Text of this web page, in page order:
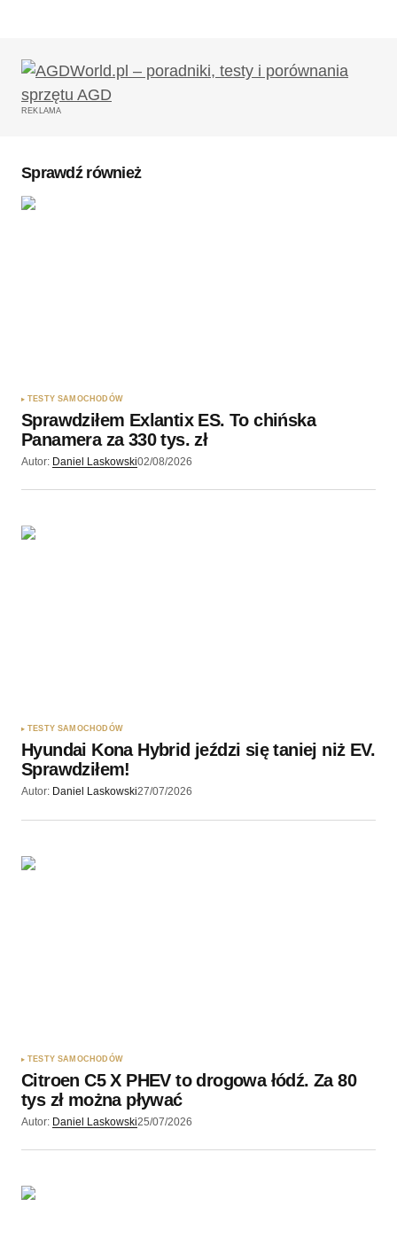
REKLAMA
Sprawdź również
TESTY SAMOCHODÓW
Sprawdziłem Exlantix ES. To chińska
Panamera za 330 tys. zł
Autor: Daniel Laskowski02/08/2026
TESTY SAMOCHODÓW
Hyundai Kona Hybrid jeździ się taniej niż EV.
Sprawdziłem!
Autor: Daniel Laskowski27/07/2026
TESTY SAMOCHODÓW
Citroen C5 X PHEV to drogowa łódź. Za 80
tys zł można pływać
Autor: Daniel Laskowski25/07/2026